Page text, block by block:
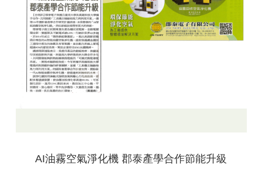
AI油霧空氣淨化機 郡泰產學合作節能升級